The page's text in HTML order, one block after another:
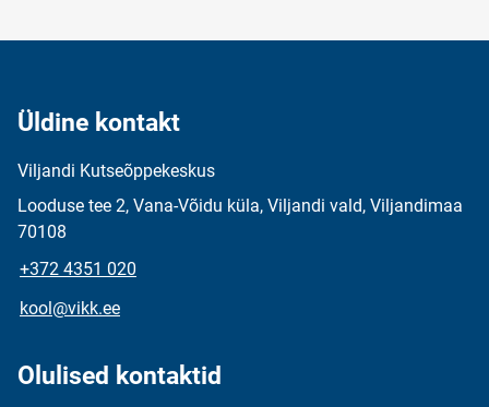
Üldine kontakt
Viljandi Kutseõppekeskus
Looduse tee 2, Vana-Võidu küla, Viljandi vald, Viljandimaa
70108
+372 4351 020
kool@vikk.ee
Olulised kontaktid